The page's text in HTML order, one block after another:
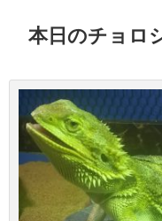
本日のチョロ